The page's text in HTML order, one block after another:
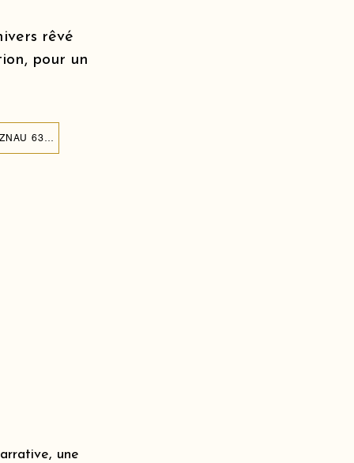
rêvé
pour un
CRÉER UN MUR DE BALLONS POUR L'ANNIVERSAIRE DE MON ENFANT À VITZNAU 6354
une